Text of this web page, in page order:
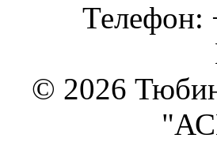
Телефон:
© 2026